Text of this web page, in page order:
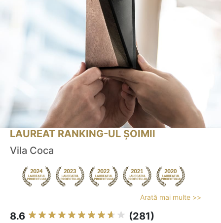
LAUREAT RANKING-UL ȘOIMII
Vila Coca
Arată mai multe >>
8.6 (281)